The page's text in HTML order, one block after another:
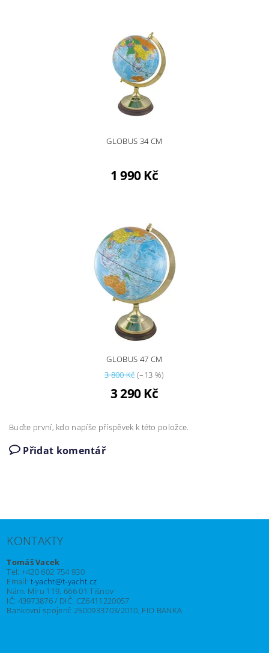
GLOBUS 34 CM
1 990 Kč
GLOBUS 47 CM
3 800 Kč(–13 %)
3 290 Kč
Buďte první, kdo napíše příspěvek k této položce.
Přidat komentář
KONTAKTY
Tomáš Vacek
Tel: +420 602 754 930
Email: t-yacht@t-yacht.cz
Nám. Míru 119, 666 01 Tišnov
IČ: 43973876 / DIČ: CZ6411220057
Bankovní spojení: 2500933703/2010, FIO BANKA